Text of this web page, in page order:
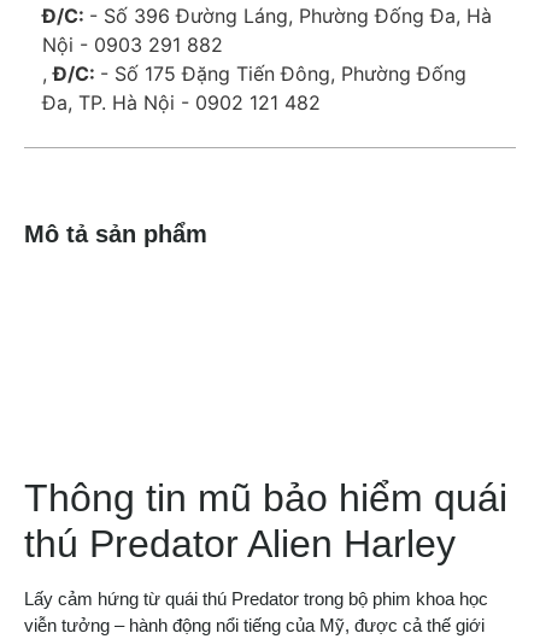
Đ/C: - Số 396 Đường Láng, Phường Đống Đa, Hà
Nội - 0903 291 882
,Đ/C: - Số 175 Đặng Tiến Đông, Phường Đống
Đa, TP. Hà Nội - 0902 121 482
Mô tả sản phẩm
Thông tin mũ bảo hiểm quái
thú Predator Alien Harley
Lấy cảm hứng từ quái thú Predator trong bộ phim khoa học
viễn tưởng – hành động nổi tiếng của Mỹ, được cả thế giới